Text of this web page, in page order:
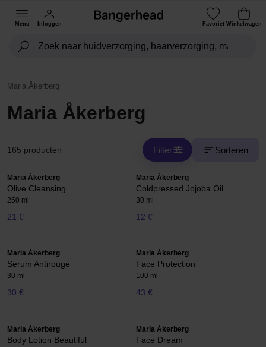
Menu Inloggen Favoriet Winkelwagen
Maria Åkerberg
Maria Åkerberg
165 producten Filter Sorteren
Maria Åkerberg
Olive Cleansing
250 ml
21 €
Maria Åkerberg
Coldpressed Jojoba Oil
30 ml
12 €
Maria Åkerberg
Serum Antirouge
30 ml
30 €
Maria Åkerberg
Face Protection
100 ml
43 €
Maria Åkerberg
Body Lotion Beautiful
Maria Åkerberg
Face Dream